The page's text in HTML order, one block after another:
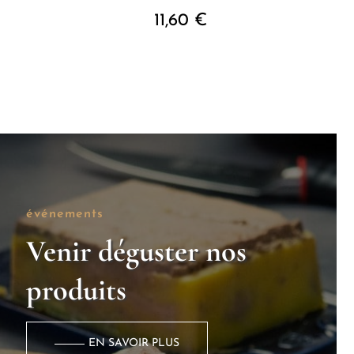
11,60 €
événements
Venir déguster nos
produits
EN SAVOIR PLUS